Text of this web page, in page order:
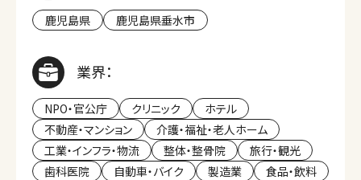
鹿児島県 鹿児島県垂水市
業界：
NPO・官公庁 クリニック
ホテル
不動産・マンション
介護・福祉・老人ホーム
工業・インフラ・物流
整体・整骨院
旅行・観光
歯科医院
自動車・バイク 製造業 食品・飲料